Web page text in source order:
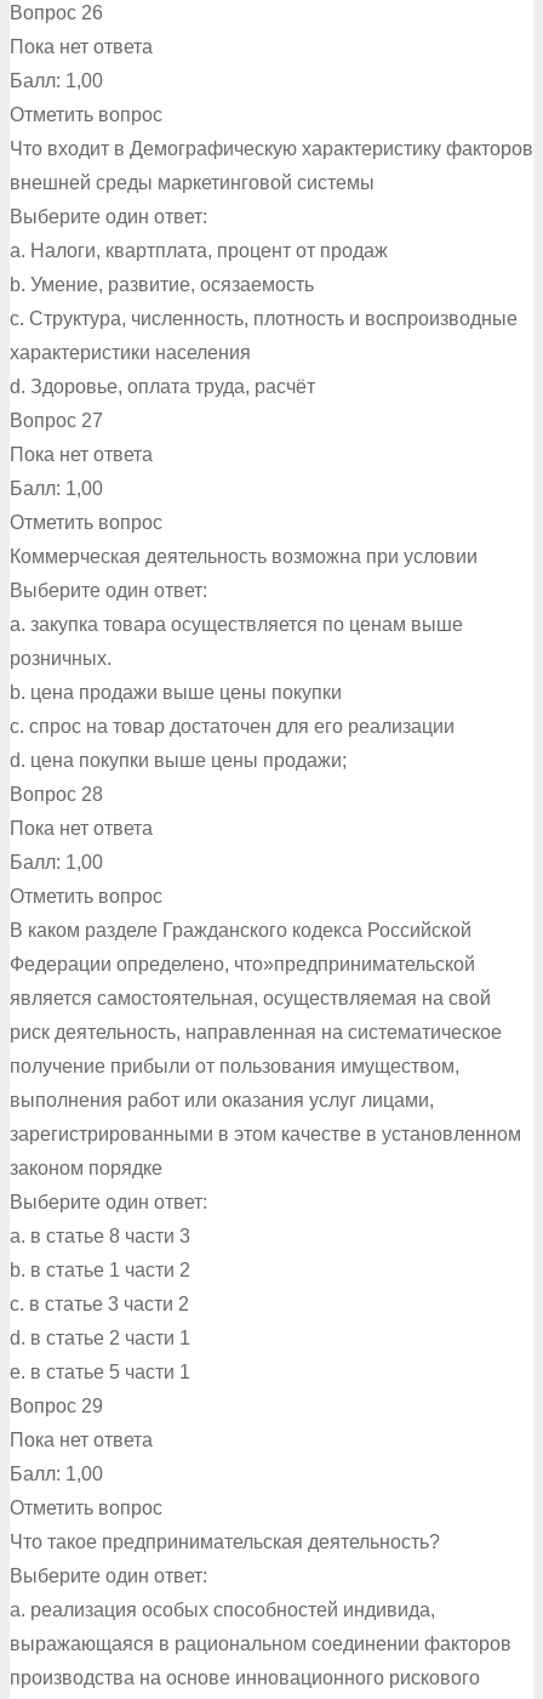
Вопрос 26
Пока нет ответа
Балл: 1,00
Отметить вопрос
Что входит в Демографическую характеристику факторов
внешней среды маркетинговой системы
Выберите один ответ:
a. Налоги, квартплата, процент от продаж
b. Умение, развитие, осязаемость
c. Структура, численность, плотность и воспроизводные
характеристики населения
d. Здоровье, оплата труда, расчёт
Вопрос 27
Пока нет ответа
Балл: 1,00
Отметить вопрос
Коммерческая деятельность возможна при условии
Выберите один ответ:
a. закупка товара осуществляется по ценам выше
розничных.
b. цена продажи выше цены покупки
c. спрос на товар достаточен для его реализации
d. цена покупки выше цены продажи;
Вопрос 28
Пока нет ответа
Балл: 1,00
Отметить вопрос
В каком разделе Гражданского кодекса Российской
Федерации определено, что»предпринимательской
является самостоятельная, осуществляемая на свой
риск деятельность, направленная на систематическое
получение прибыли от пользования имуществом,
выполнения работ или оказания услуг лицами,
зарегистрированными в этом качестве в установленном
законом порядке
Выберите один ответ:
a. в статье 8 части 3
b. в статье 1 части 2
c. в статье 3 части 2
d. в статье 2 части 1
e. в статье 5 части 1
Вопрос 29
Пока нет ответа
Балл: 1,00
Отметить вопрос
Что такое предпринимательская деятельность?
Выберите один ответ:
a. реализация особых способностей индивида,
выражающаяся в рациональном соединении факторов
производства на основе инновационного рискового